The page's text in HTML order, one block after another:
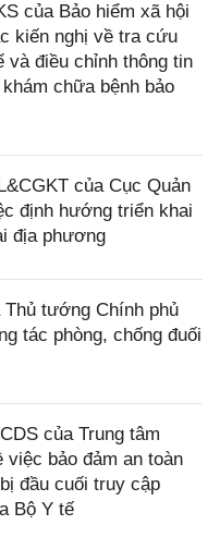
của Bảo hiểm xã hội
kiến nghị về tra cứu
và điều chỉnh thông tin
chữa bệnh bảo
của Cục Quản
định hướng triển khai
địa phương
tướng Chính phủ
tác phòng, chống đuối
của Trung tâm
việc bảo đảm an toàn
đầu cuối truy cập
Bộ Y tế